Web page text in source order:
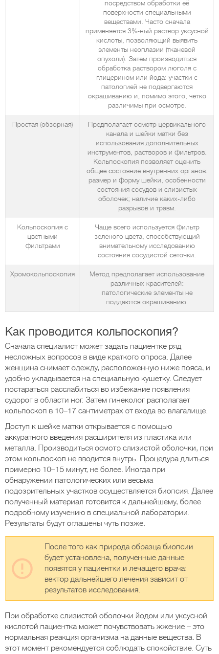
посредством обработки её
поверхности специальными
веществами. Часто сначала
применяется 3%-ный раствор уксусной
кислоты, позволяющий выявить
элементы неоплазии (тканевой
опухоли). Затем производиться
обработка раствором люголя с
глицерином или йода: участки с
патологией не подвергаются
окрашиванию и, помимо этого, четко
различимы при осмотре.
Простая (обзорная)
Предполагает осмотр цервикального
канала и шейки матки без
использования дополнительных
инструментов, растворов и фильтров.
Кольпоскопия позволяет оценить
общее состояние внутренних органов:
размер и форму шейки, особенности
состояния сосудов и слизистых
оболочек; наличие каких-либо
разрывов и травм.
Кольпоскопия с
цветными
фильтрами
Чаще всего используется фильтр
зеленого цвета, способствующий
внимательному исследованию
состояния сосудистой сеточки.
Хромокольпоскопия
Метод предполагает использование
различных красителей:
патологические элементы не
поддаются окрашиванию.
Как проводится кольпоскопия?
Сначала специалист может задать пациентке ряд
несложных вопросов в виде краткого опроса. Далее
женщина снимает одежду, расположенную ниже пояса, и
удобно укладывается на специальную кушетку. Следует
постараться расслабиться во избежание появления
судорог в области ног. Затем гинеколог располагает
кольпоскоп в 10–17 сантиметрах от входа во влагалище.
Доступ к шейке матки открывается с помощью
аккуратного введения расширителя из пластика или
металла. Производиться осмотр слизистой оболочки, при
этом кольпоскоп не вводится внутрь. Процедура длиться
примерно 10–15 минут, не более. Иногда при
обнаружении патологических или весьма
подозрительных участков осуществляется биопсия. Далее
полученный материал готовится к дальнейшему, более
подробному изучению в специальной лаборатории.
Результаты будут оглашены чуть позже.
После того как природа образца биопсии
будет установлена, полученные данные
появятся у пациентки и лечащего врача:
вектор дальнейшего лечения зависит от
результатов исследования.
При обработке слизистой оболочки йодом или уксусной
кислотой пациентка может почувствовать жжение – это
нормальная реакция организма на данные вещества. В
этот момент рекомендуется соблюдать спокойствие. Суть